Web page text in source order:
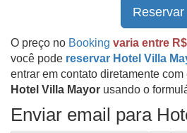
Reservar
O preço no Booking varia entre
você pode reservar Hotel Villa
entrar em contato diretamente com
Hotel Villa Mayor usando o
Enviar email para